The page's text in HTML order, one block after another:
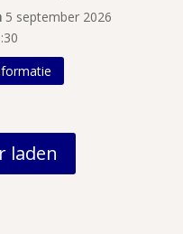
5 september 2026
laden